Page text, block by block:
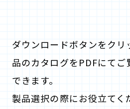
ダウンロードボタンをクリ
品のカタログをPDFにてご
できます。
製品選択の際にお役立てく